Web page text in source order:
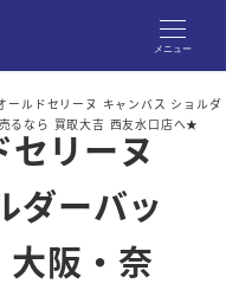
メニュー
ールドセリーヌ キャンバス ショルダ
るなら 買取大吉 西友水口店へ★
リーヌ
ダーバッ
阪・奈